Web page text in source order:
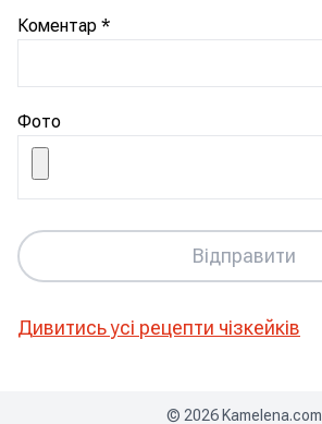
Коментар *
Фото
Відправити
Дивитись усі рецепти чізкейків
© 2026 Kamelena.com